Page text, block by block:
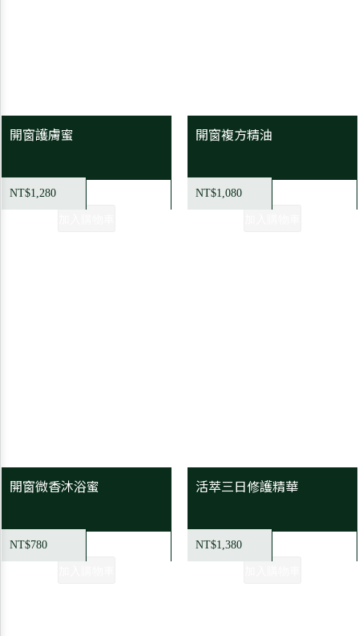
開窗護膚蜜
NT$1,280
開窗複方精油
NT$1,080
開窗微香沐浴蜜
NT$780
活萃三日修護精華
NT$1,380